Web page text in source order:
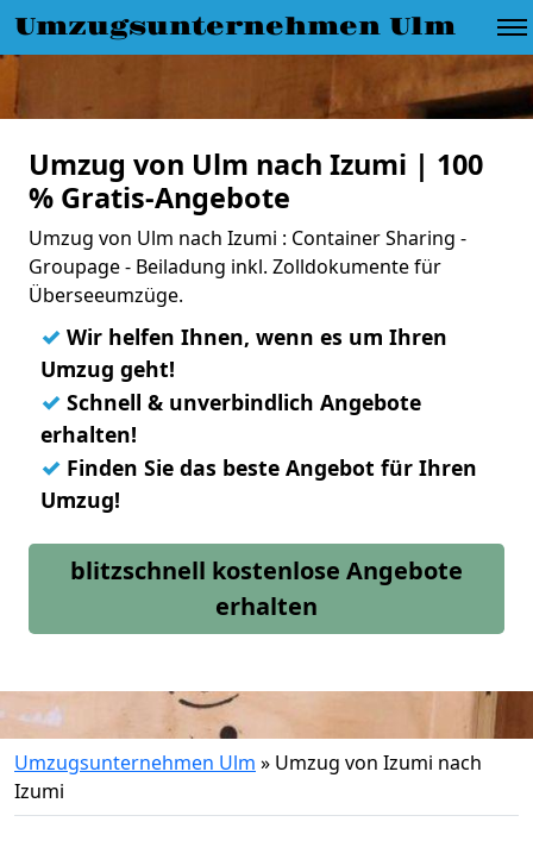
Umzugsunternehmen Ulm
Umzug von Ulm nach Izumi | 100
% Gratis-Angebote
Umzug von Ulm nach Izumi : Container Sharing -
Groupage - Beiladung inkl. Zolldokumente für
Überseeumzüge.
✓ Wir helfen Ihnen, wenn es um Ihren
Umzug geht!
✓ Schnell & unverbindlich Angebote
erhalten!
✓ Finden Sie das beste Angebot für Ihren
Umzug!
blitzschnell kostenlose Angebote
erhalten
Umzugsunternehmen Ulm » Umzug von Izumi nach
Izumi